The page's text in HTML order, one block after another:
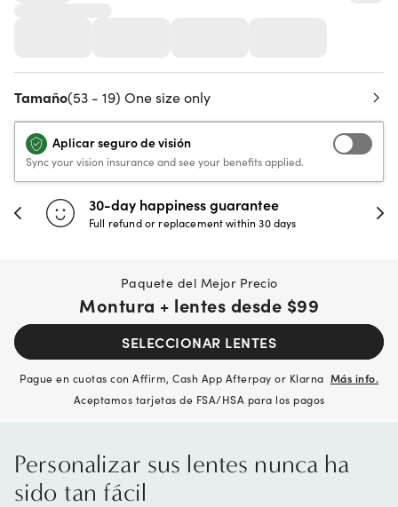
Tamaño(53 - 19) One size only
Aplicar seguro de visión
Sync your vision insurance and see your benefits applied.
30-day happiness guarantee
Full refund or replacement within 30 days
Paquete del Mejor Precio
Montura + lentes desde $99
SELECCIONAR LENTES
Pague en cuotas con Affirm, Cash App Afterpay or Klarna Más info.
Aceptamos tarjetas de FSA/HSA para los pagos
Personalizar sus lentes nunca ha
sido tan fácil